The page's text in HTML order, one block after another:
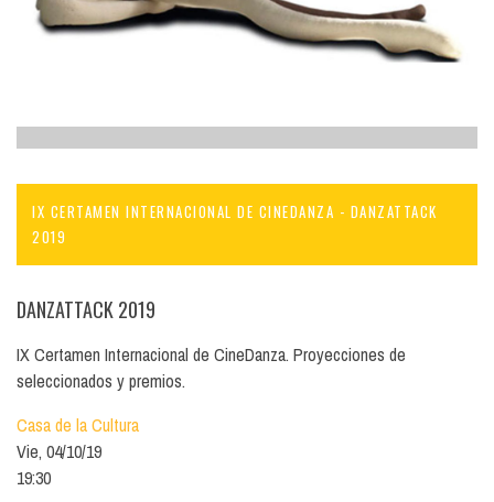
IX CERTAMEN INTERNACIONAL DE CINEDANZA - DANZATTACK
2019
DANZATTACK 2019
IX Certamen Internacional de CineDanza. Proyecciones de
seleccionados y premios.
Casa de la Cultura
Vie, 04/10/19
19:30